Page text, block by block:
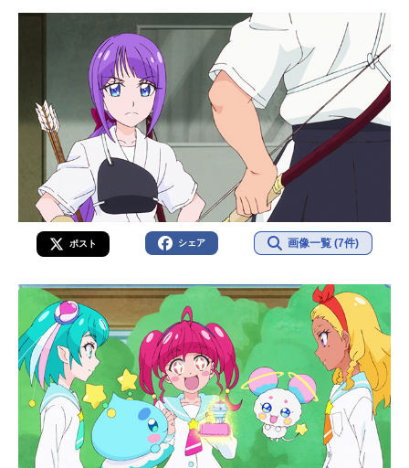
ポスト シェア 画像一覧 (7件)